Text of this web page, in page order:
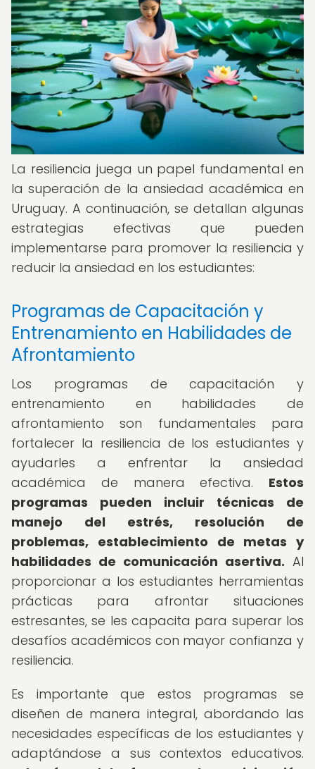
La resiliencia juega un papel fundamental en
la superación de la ansiedad académica en
Uruguay. A continuación, se detallan algunas
estrategias efectivas que pueden
implementarse para promover la resiliencia y
reducir la ansiedad en los estudiantes:
Programas de Capacitación y
Entrenamiento en Habilidades de
Afrontamiento
Los programas de capacitación y
entrenamiento en habilidades de
afrontamiento son fundamentales para
fortalecer la resiliencia de los estudiantes y
ayudarles a enfrentar la ansiedad
académica de manera efectiva. Estos
programas pueden incluir técnicas de
manejo del estrés, resolución de
problemas, establecimiento de metas y
habilidades de comunicación asertiva. Al
proporcionar a los estudiantes herramientas
prácticas para afrontar situaciones
estresantes, se les capacita para superar los
desafíos académicos con mayor confianza y
resiliencia.
Es importante que estos programas se
diseñen de manera integral, abordando las
necesidades específicas de los estudiantes y
adaptándose a sus contextos educativos.